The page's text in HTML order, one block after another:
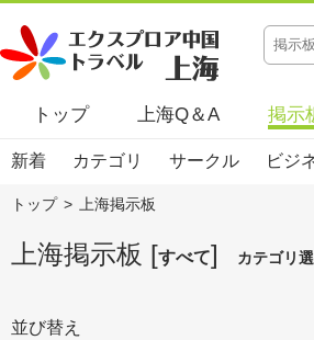
トップ 上海Q＆A 掲示
新着 カテゴリ サークル ビジ
トップ > 上海掲示板
上海掲示板 [すべて] カテゴリ
並び替え